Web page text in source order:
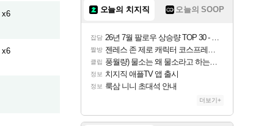
x6
x6
오늘의 치지직 오늘의 SOOP
잡담 26년 7월 팔로우 상승량 TOP 30 - 월간 치지직
짤방 젠레스 존 제로 캐릭터 코스프레한 꽁주
클립 풍월량) 물소는 왜 물소라고 하는거야? 아! 그만 ㅋㅋ
정보 치지직 애플TV 앱 출시
정보 룩삼 니니 초대석 안내
더보기+